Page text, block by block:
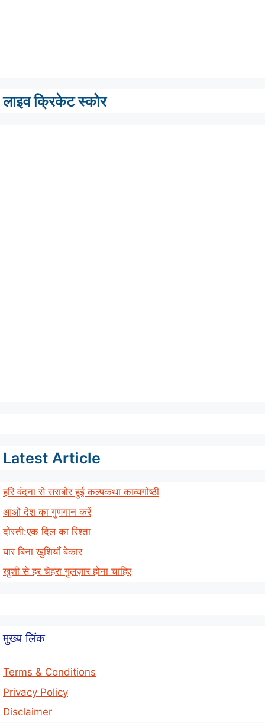
लाइव क्रिकेट स्कोर
Latest Article
हरि वंदना से सराबोर हुई कल्पकथा काव्यगोष्ठी
आओ देश का गुणगान करें
दोस्ती:एक दिल का रिश्ता
यार बिना खुशियाँ बेकार
खुशी से हर चेहरा गुलज़ार होना चाहिए
मुख्य लिंक
Terms & Conditions
Privacy Policy
Disclaimer